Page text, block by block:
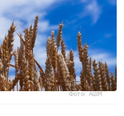
Фото: АШМ